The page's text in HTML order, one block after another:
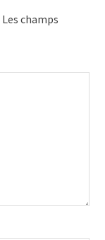
Les champs